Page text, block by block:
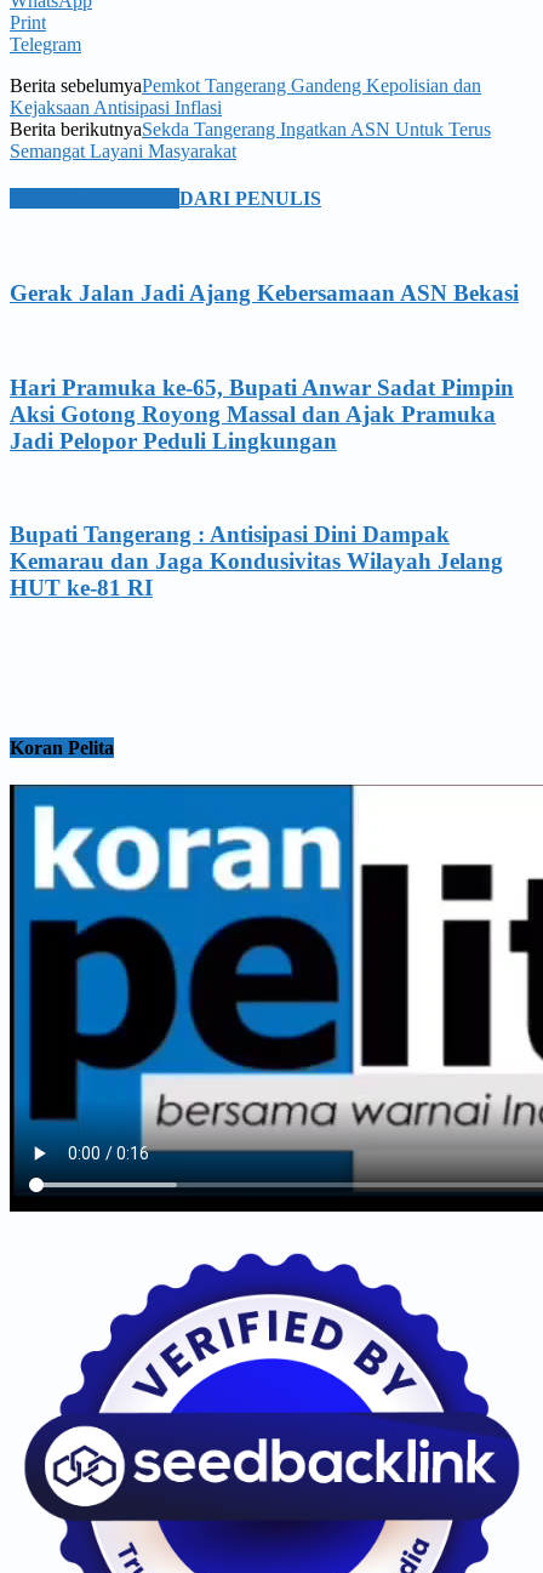
Print
Telegram
Berita sebelumyaPemkot Tangerang Gandeng Kepolisian dan
Kejaksaan Antisipasi Inflasi
Berita berikutnyaSekda Tangerang Ingatkan ASN Untuk Terus
Semangat Layani Masyarakat
DARI PENULIS
Gerak Jalan Jadi Ajang Kebersamaan ASN Bekasi
Hari Pramuka ke-65, Bupati Anwar Sadat Pimpin
Aksi Gotong Royong Massal dan Ajak Pramuka
Jadi Pelopor Peduli Lingkungan
Bupati Tangerang : Antisipasi Dini Dampak
Kemarau dan Jaga Kondusivitas Wilayah Jelang
HUT ke-81 RI
Koran Pelita